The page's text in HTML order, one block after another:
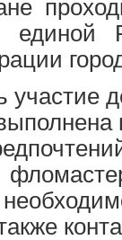
единой
участие